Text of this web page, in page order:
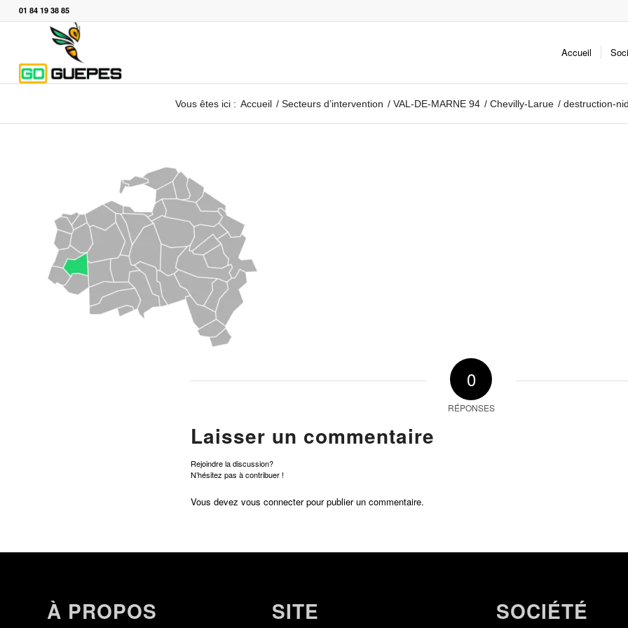
01 84 19 38 85
Accueil
Vous êtes ici : Accueil / Secteurs d’intervention / VAL-DE-MARNE 94 / Chevilly-Larue / destruction-
0
RÉPONSES
Laisser un commentaire
Rejoindre la discussion?
N’hésitez pas à contribuer !
Vous devez vous connecterpour publier un commentaire.
À PROPOS SITE SOCIÉTÉ